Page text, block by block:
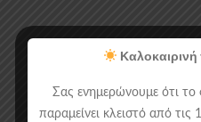
Σας ενημερώνουμε ότι
παραμείνει κλειστό από